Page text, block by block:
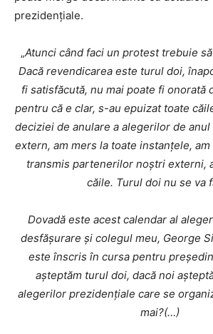
prezidențiale.
„Atunci când faci un protest trebuie
Dacă revendicarea este turul doi,
fi satisfăcută, nu mai poate fi onorată
pentru că e clar, s-au epuizat toate
deciziei de anulare a alegerilor de
extern, am mers la toate instanțele,
transmis partenerilor noștri externi,
căile. Turul doi nu se va
Dovadă este acest calendar al
desfășurare și colegul meu, George
este înscris în cursa pentru
așteptăm turul doi, dacă noi
alegerilor prezidențiale care se
mai?(…)